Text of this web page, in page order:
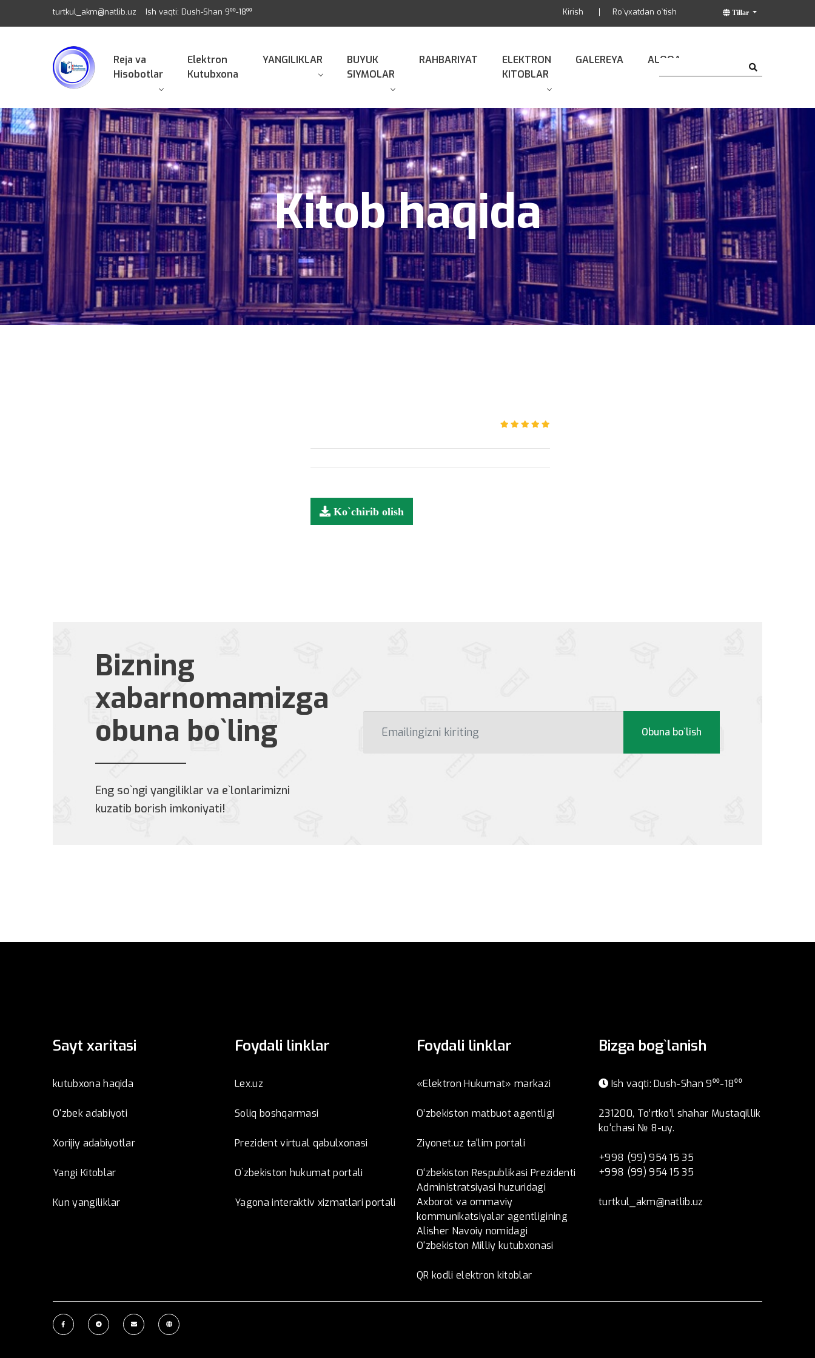
turtkul_akm@natlib.uz Ish vaqti: Dush-Shan 9⁰⁰-18⁰⁰ Tillar
Kirish Ro`yxatdan o`tish
Reja va
Hisobotlar
Elektron
Kutubxona
YANGILIKLAR
BUYUK
SIYMOLAR
RAHBARIYAT
ELEKTRON
KITOBLAR
GALEREYA ALOQA
Kitob haqida
Ko`chirib olish
Bizning
xabarnomamizga
obuna bo`ling
Eng so`ngi yangiliklar va e`lonlarimizni
kuzatib borish imkoniyati!
Obuna bo`lish
Sayt xaritasi
kutubxona haqida
O'zbek adabiyoti
Xorijiy adabiyotlar
Yangi Kitoblar
Kun yangiliklar
Foydali linklar
Lex.uz
Soliq boshqarmasi
Prezident virtual qabulxonasi
O`zbekiston hukumat portali
Yagona interaktiv xizmatlari portali
Foydali linklar
«Elektron Hukumat» markazi
O’zbеkistоn mаtbuоt аgеntligi
Ziyonet.uz ta'lim portali
O‘zbekiston Respublikasi Prezidenti
Administratsiyasi huzuridagi
Axborot va ommaviy
kommunikatsiyalar agentligining
Alisher Navoiy nomidagi
O‘zbekiston Milliy kutubxonasi
QR kodli elektron kitoblar
Bizga bog`lanish
Ish vaqti: Dush-Shan 9⁰⁰-18⁰⁰
231200, To’rtko’l shahar Mustaqillik
ko‘chasi № 8-uy.
+998 (99) 954 15 35
+998 (99) 954 15 35
turtkul_akm@natlib.uz